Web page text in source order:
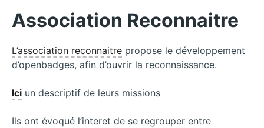
Association Reconnaitre
L’association reconnaitre propose le développement
d’openbadges, afin d’ouvrir la reconnaissance.
Ici un descriptif de leurs missions
Ils ont évoqué l’interet de se regrouper entre